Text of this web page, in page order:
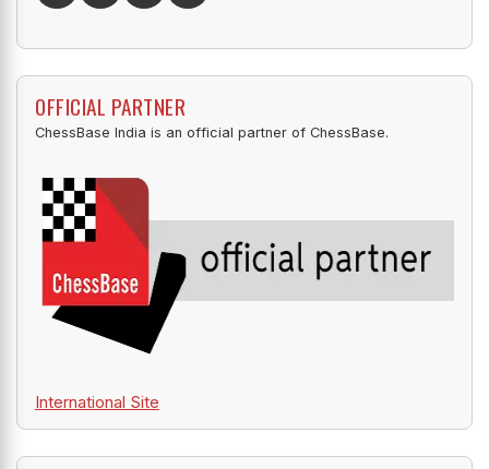
OFFICIAL PARTNER
ChessBase India is an official partner of ChessBase.
International Site